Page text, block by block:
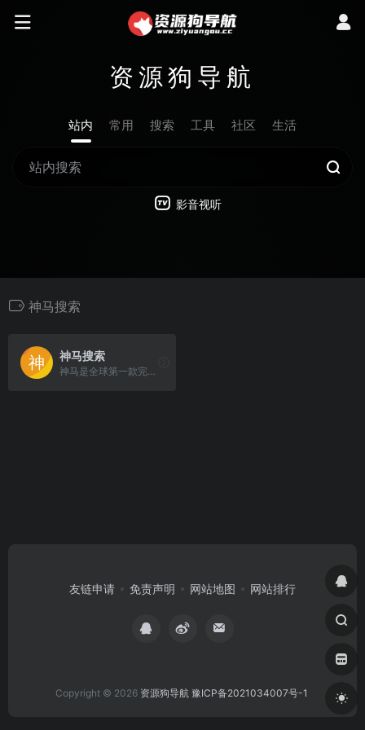
资源狗导航
站内 常用 搜索 工具 社区 生活
影音视听
神马搜索
神马搜索
神马是全球第一款完全基于移动互联网的搜索引擎。神马为移动而生，专注于移动搜索用户刚需满足和痛点解决，致力于创造有用、有趣的全新移动搜索体验。
友链申请 免责声明 网站地图 网站排行
Copyright © 2026 资源狗导航 豫ICP备2021034007号-1